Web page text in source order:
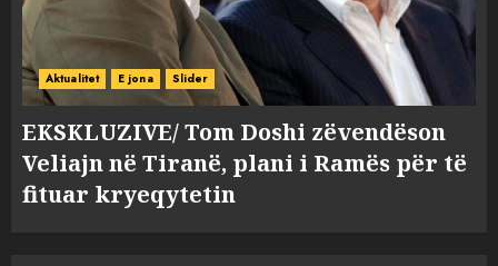
Aktualitet E jona Slider
EKSKLUZIVE/ Tom Doshi zëvendëson
Veliajn në Tiranë, plani i Ramës për të
fituar kryeqytetin